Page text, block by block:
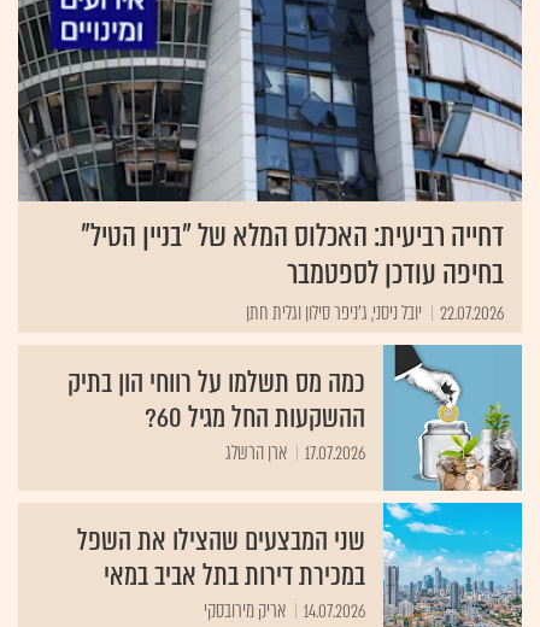
דחייה רביעית: האכלוס המלא של "בניין הטיל"
בחיפה עודכן לספטמבר
22.07.2026 יובל ניסני, ג'ניפר סילון וגלית חתן
כמה מס תשלמו על רווחי הון בתיק
ההשקעות החל מגיל 60?
17.07.2026 ארן הרשלג
שני המבצעים שהצילו את השפל
במכירת דירות בתל אביב במאי
14.07.2026 אריק מירובסקי